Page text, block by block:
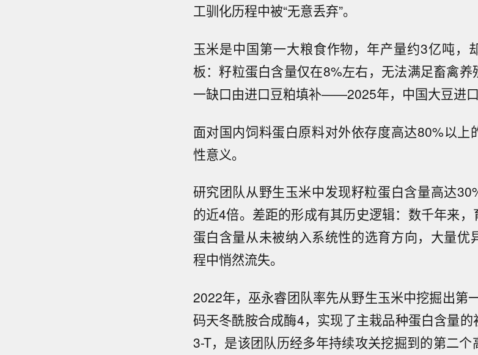
工驯化历程中被“无意丢弃”。
玉米是中国第一大粮食作物，年产量约3亿吨，
板：籽粒蛋白含量仅在8%左右，无法满足畜禽
一缺口由进口豆粕填补——2025年，中国大豆进口
面对国内饲料蛋白原料对外依存度高达80%以上
性意义。
研究团队从野生玉米中发现籽粒蛋白含量高达
的近4倍。差距的形成有其历史逻辑：数千年来，
蛋白含量从未被纳入系统性的选育方向，大量优
程中悄然流失。
2022年，巫永睿团队率先从野生玉米中挖掘出第
码天冬酰胺合成酶4，实现了主栽品种蛋白含量
3-T，是该团队历经多年持续攻关挖掘到的第二